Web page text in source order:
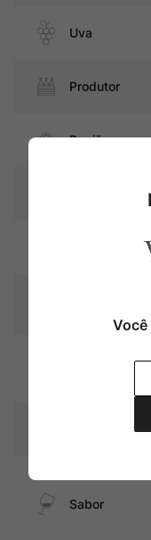
Uva
Produtor
Região
Temperatura
Sabor
Você